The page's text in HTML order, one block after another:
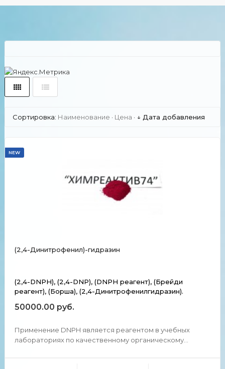
Сортировка: Наименование · Цена · ↓ Дата добавления
NEW
(2,4-Динитрофенил)-гидразин
(2,4-DNPH), (2,4-DNP), (DNPH реагент), (Брейди
реагент), (Борша), (2,4-Динитрофенилгидразин).
50000.00 руб.
Применение DNPH является реагентом в учебных
лабораториях по качественному органическому